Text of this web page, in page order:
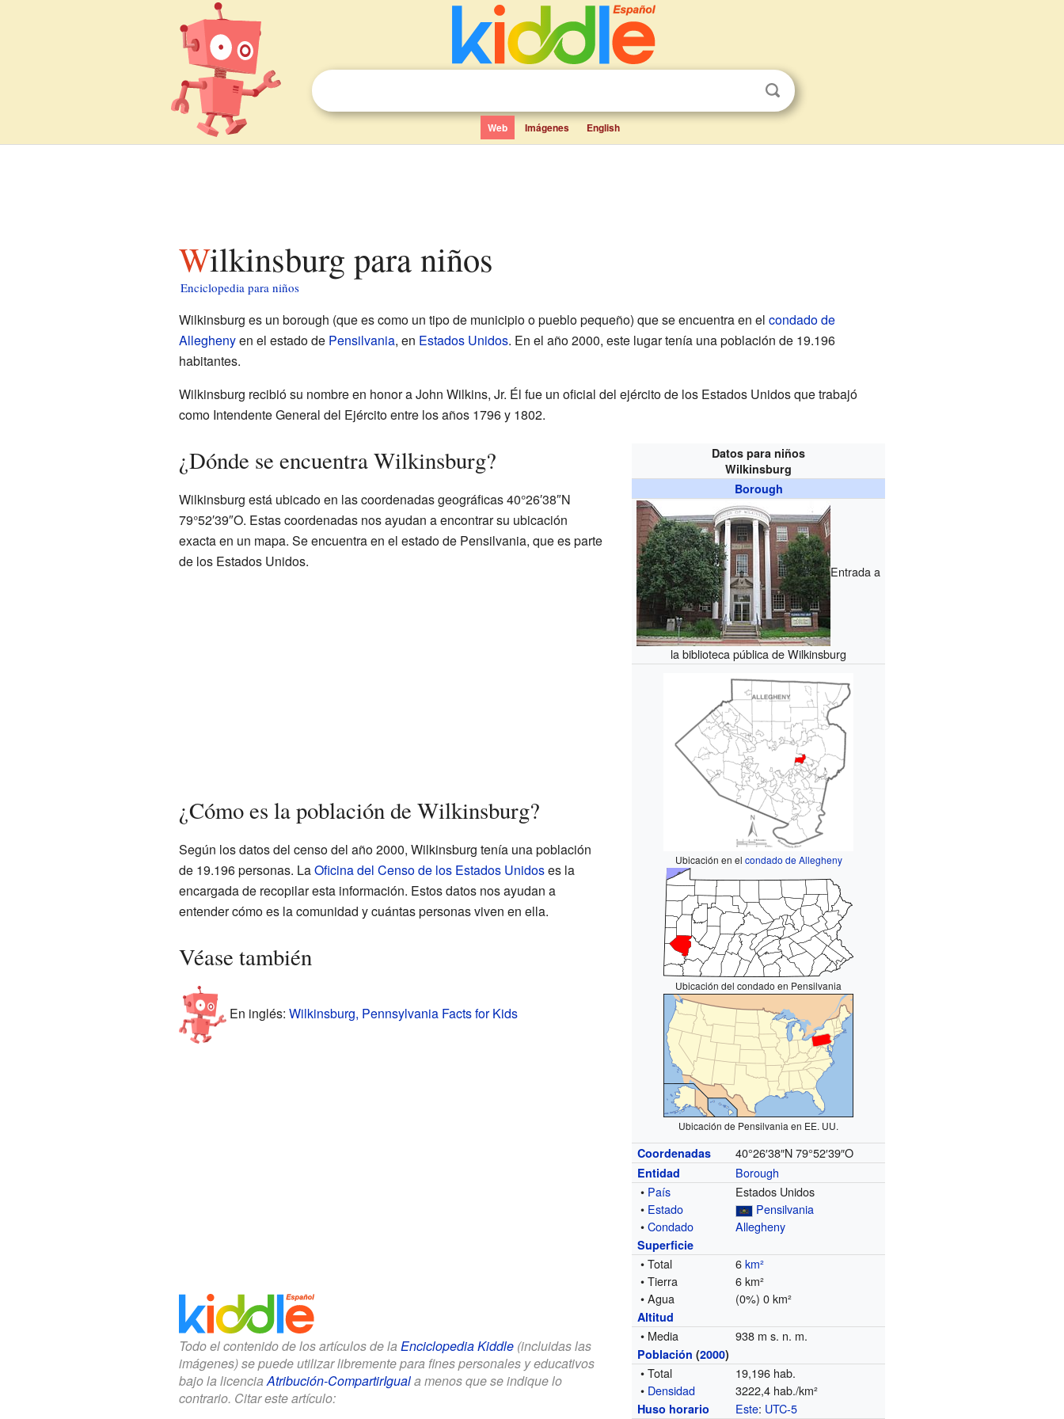
Web Imágenes English
Wilkinsburg para niños
Enciclopedia para niños
Wilkinsburg es un borough (que es como un tipo de municipio o pueblo pequeño) que se encuentra en el condado de
Alleghenyen el estado de Pensilvania, en Estados Unidos. En el año 2000, este lugar tenía una población de 19.196
habitantes.
Wilkinsburg recibió su nombre en honor a John Wilkins, Jr. Él fue un oficial del ejército de los Estados Unidos que trabajó
como Intendente General del Ejército entre los años 1796 y 1802.
Datos para niños
Wilkinsburg
Borough
Entrada a
la biblioteca pública de Wilkinsburg
Ubicación en el condado de Allegheny
Ubicación del condado en Pensilvania
Ubicación de Pensilvania en EE. UU.
Coordenadas 40°26′38″N 79°52′39″O
Entidad
Borough
• País
Estados Unidos
• Estado
Pensilvania
•Condado Allegheny
Superficie
• Total 6km²
• Tierra
6 km²
• Agua
(0%) 0 km²
Altitud
• Media 938 m s. n. m.
Población (2000)
• Total
19,196 hab.
• Densidad 3222,4 hab./km²
Huso horario Este: UTC-5
¿Dónde se encuentra Wilkinsburg?
Wilkinsburg está ubicado en las coordenadas geográficas 40°26′38″N
79°52′39″O. Estas coordenadas nos ayudan a encontrar su ubicación
exacta en un mapa. Se encuentra en el estado de Pensilvania, que es parte
de los Estados Unidos.
¿Cómo es la población de Wilkinsburg?
Según los datos del censo del año 2000, Wilkinsburg tenía una población
de 19.196 personas. LaOficina del Censo de los Estados Unidoses la
encargada de recopilar esta información. Estos datos nos ayudan a
entender cómo es la comunidad y cuántas personas viven en ella.
Véase también
En inglés: Wilkinsburg, Pennsylvania Facts for Kids
Todo el contenido de los artículos de la Enciclopedia Kiddle(incluidas las
imágenes) se puede utilizar libremente para fines personales y educativos
bajo la licenciaAtribución-CompartirIguala menos que se indique lo
contrario. Citar este artículo: